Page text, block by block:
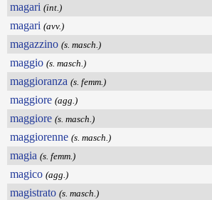
magari (int.)
magari (avv.)
magazzino (s. masch.)
maggio (s. masch.)
maggioranza (s. femm.)
maggiore (agg.)
maggiore (s. masch.)
maggiorenne (s. masch.)
magia (s. femm.)
magico (agg.)
magistrato (s. masch.)